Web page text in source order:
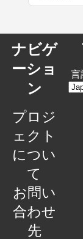
ナビゲ
ーショ
ン
プロジ
ェクト
につい
て
お問い
合わせ
先
言